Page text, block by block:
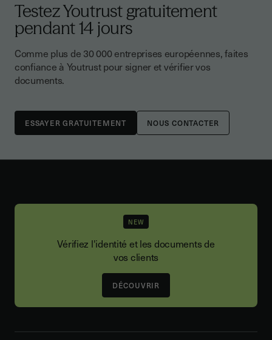
Testez Youtrust gratuitement
pendant 14 jours
Comme plus de 30 000 entreprises européennes, faites
confiance à Youtrust pour signer et vérifier vos
documents.
NOUS CONTACTER
NEW
Vérifiez l'identité et les documents de
vos clients
DÉCOUVRIR